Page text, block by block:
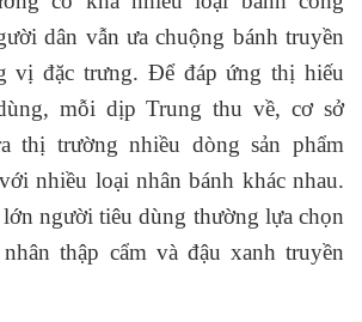
dân vẫn ưa chuộng bánh truyền
vị đặc trưng. Để đáp ứng thị hiếu
mỗi dịp Trung thu về, cơ sở
thị trường nhiều dòng sản phẩm
nhiều loại nhân bánh khác nhau.
người tiêu dùng thường lựa chọn
thập cẩm và đậu xanh truyền